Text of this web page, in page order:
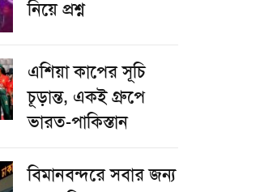
নিয়ে প্রশ্ন
এশিয়া কাপের সূচি
চূড়ান্ত, একই গ্রুপে
ভারত-পাকিস্তান
বিমানবন্দরে সবার জন্য